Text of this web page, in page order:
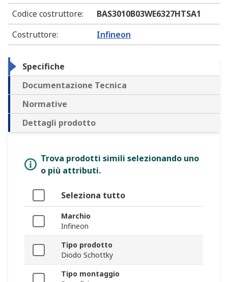
Codice costruttore:
BAS3010B03WE6327HTSA1
Costruttore: Infineon
Specifiche
Documentazione Tecnica
Normative
Dettagli prodotto
Trova prodotti simili selezionando uno
o più attributi.
Seleziona tutto
Marchio
Infineon
Tipo prodotto
Diodo Schottky
Tipo montaggio